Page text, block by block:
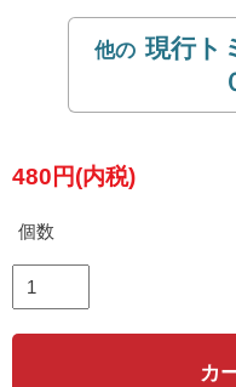
現行ト
480円(内税)
個数
カ